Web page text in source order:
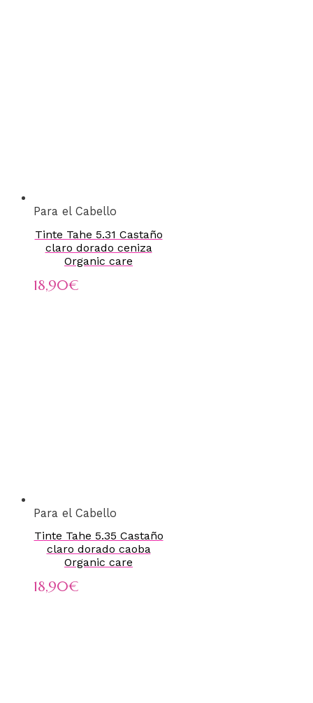
Para el Cabello
Tinte Tahe 5.31 Castaño
claro dorado ceniza
Organic care
18,90€
Para el Cabello
Tinte Tahe 5.35 Castaño
claro dorado caoba
Organic care
18,90€